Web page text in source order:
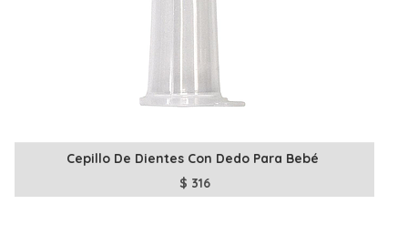
Cepillo De Dientes Con Dedo Para Bebé
$ 316